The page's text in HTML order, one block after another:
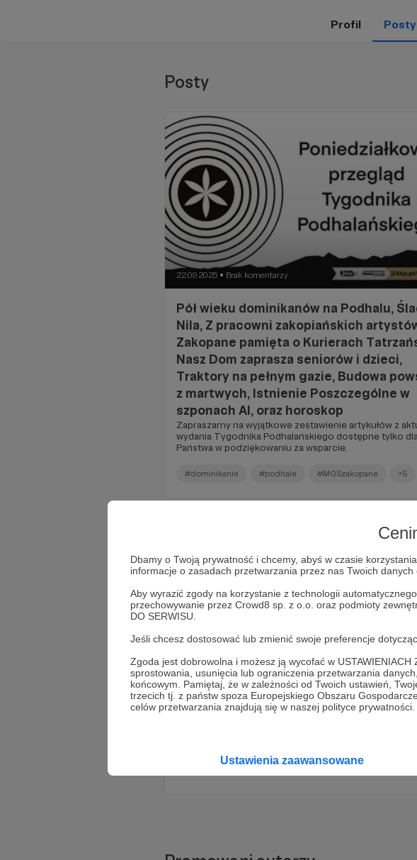
Dbamy o Twoją prywatność i chcemy, abyś w czasie
informacje o zasadach przetwarzania przez nas Twoich danych
Aby wyrazić zgody na korzystanie z technologii
przechowywanie przez Crowd8 sp. z o.o. oraz podmioty
DO SERWISU.
Jeśli chcesz dostosować lub zmienić swoje preferencje
Zgoda jest dobrowolna i możesz ją wycofać w
sprostowania, usunięcia lub ograniczenia przetwarzania
końcowym. Pamiętaj, że w zależności od Twoich ustawień,
trzecich tj. z państw spoza Europejskiego Obszaru
celów przetwarzania znajdują się w naszej polityce prywatności.
Ustawienia zaawansowane
Profil Posty
Posty
22.09.2025 ● Brak komentarzy
Pół wieku dominikanów na Podhalu,
Nila, Z pracowni zakopiańskich
Zakopane pamięta o Kurierach
Nasz Dom zaprasza seniorów i dzieci,
Traktory na pełnym gazie, Budowa
z martwych, Istnienie Poszczególne w
szponach AI, oraz horoskop
Zapraszamy na wyjątkowe zestawienie artykułów z
wydania Tygodnika Podhalańskiego dostępne tylko dla
Państwa w podziękowaniu za wsparcie.
#dominikanie #podhale #MGSzakopane +5